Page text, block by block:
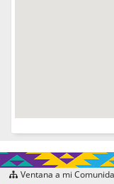
Ventana a mi